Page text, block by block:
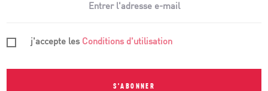
j'accepte les Conditions d'utilisation
S'ABONNER